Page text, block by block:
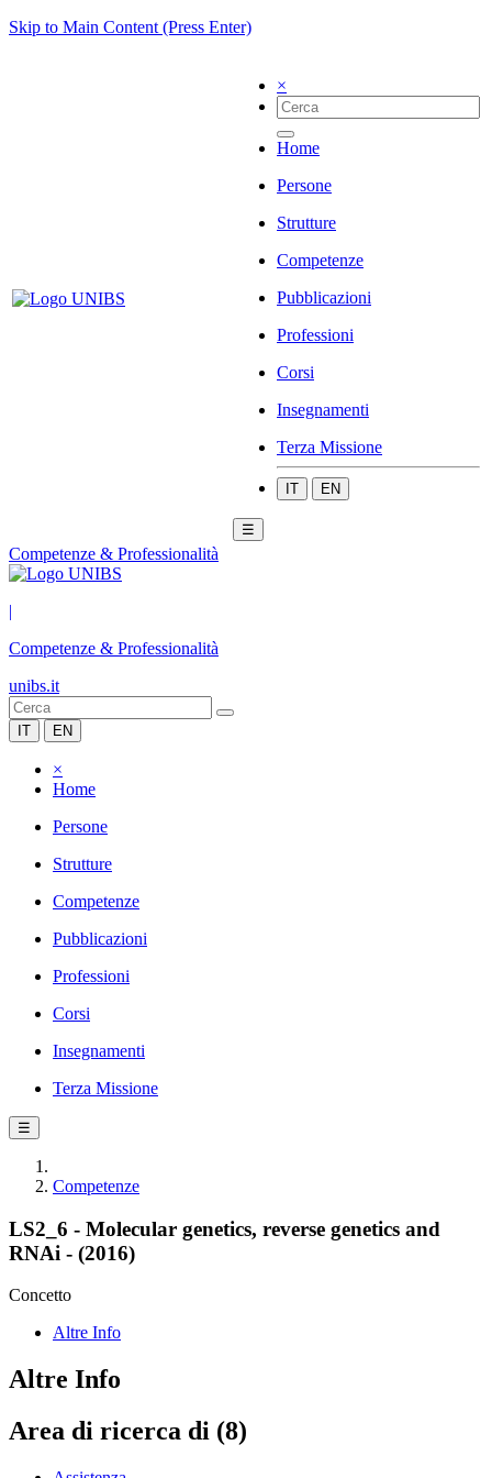
Skip to Main Content (Press Enter)
×
Home
Persone
Strutture
Competenze
Pubblicazioni
Professioni
Corsi
Insegnamenti
Terza Missione
IT EN
☰
Competenze & Professionalità
|
Competenze & Professionalità
unibs.it
IT EN
×
Home
Persone
Strutture
Competenze
Pubblicazioni
Professioni
Corsi
Insegnamenti
Terza Missione
☰
Competenze
LS2_6 - Molecular genetics, reverse genetics and
RNAi - (2016)
Concetto
Altre Info
Altre Info
Area di ricerca di (8)